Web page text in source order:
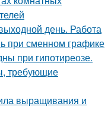
день. Работа
при сменном графике
при гипотиреозе.
требующие
выращивания и